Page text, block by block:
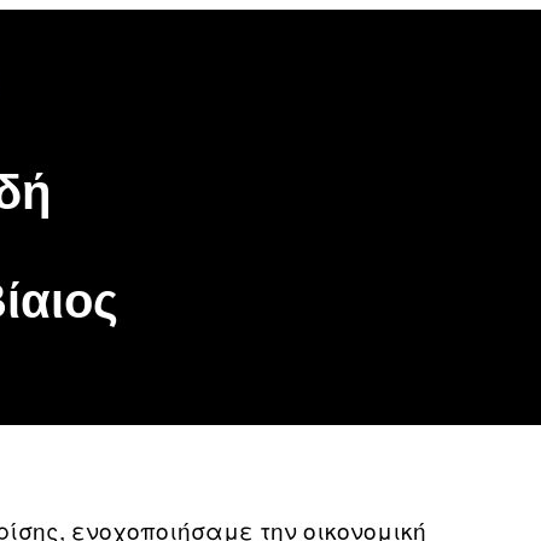
ενοχοποιήσαμε την οικονομική